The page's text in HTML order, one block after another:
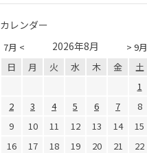
カレンダー
7月 < > 9月
2026年8月
日 月 火 水 木 金
土
1
2
3 4 5 6 7
8
9
10 11 12 13 14
15
16
17 18 19 20 21
22